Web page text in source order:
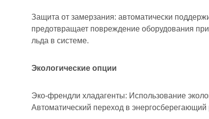
Защита от замерзания: автоматически
предотвращает повреждение оборудования
льда в системе.
Экологические опции
Эко-френдли хладагенты: Использование
Автоматический переход в энергосберегающий